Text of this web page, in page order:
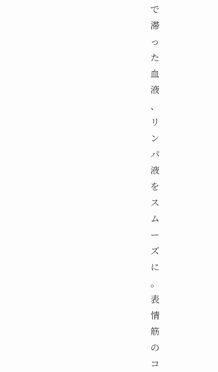
で
滞
っ
た
血
液
、
リ
ン
パ
液
を
ス
ム
ー
ズ
に
。
表
情
筋
の
コ